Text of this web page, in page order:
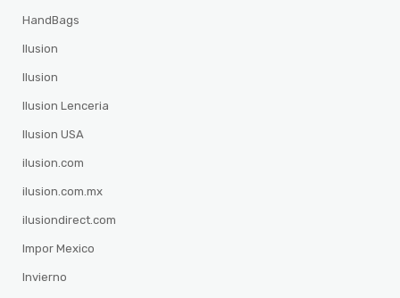
HandBags
Ilusion
Ilusion
Ilusion Lenceria
Ilusion USA
ilusion.com
ilusion.com.mx
ilusiondirect.com
Impor Mexico
Invierno